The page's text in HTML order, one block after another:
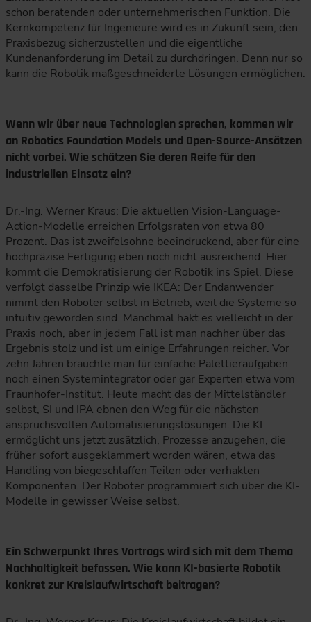
schon beratenden oder unternehmerischen Funktion. Die
Kernkompetenz für Ingenieure wird es in Zukunft sein, den
Praxisbezug sicherzustellen und die eigentliche
Kundenanforderung im Detail zu durchdringen. Denn nur so
kann die Robotik maßgeschneiderte Lösungen ermöglichen.
Wenn wir über neue Technologien sprechen, kommen wir
an Robotics Foundation Models und Open-Source-Ansätzen
nicht vorbei. Wie schätzen Sie deren Reife für den
industriellen Einsatz ein?
Dr.-Ing. Werner Kraus: Die aktuellen Vision-Language-
Action-Modelle erreichen Erfolgsraten von etwa 80
Prozent. Das ist zweifelsohne beeindruckend, aber für eine
hochpräzise Fertigung eben noch nicht ausreichend. Hier
kommt die Demokratisierung der Robotik ins Spiel. Diese
verfolgt dasselbe Prinzip wie IKEA: Der Endanwender
nimmt den Roboter selbst in Betrieb, weil die Systeme so
intuitiv geworden sind. Manchmal hakt es vielleicht in der
Praxis noch, aber in jedem Fall ist man nachher über das
Ergebnis stolz und ist um einige Erfahrungen reicher. Vor
zehn Jahren brauchte man für einfache Palettieraufgaben
noch einen Systemintegrator oder gar Experten etwa vom
Fraunhofer-Institut. Heute macht das der Mittelständler
selbst, SI und IPA ebnen den Weg für die nächsten
anspruchsvollen Automatisierungslösungen. Die KI
ermöglicht uns jetzt zusätzlich, Prozesse anzugehen, die
früher sofort ausgeklammert worden wären, etwa das
Handling von biegeschlaffen Teilen oder verhakten
Komponenten. Der Roboter programmiert sich über die KI-
Modelle in gewisser Weise selbst.
Ein Schwerpunkt Ihres Vortrags wird sich mit dem Thema
Nachhaltigkeit befassen. Wie kann KI-basierte Robotik
konkret zur Kreislaufwirtschaft beitragen?